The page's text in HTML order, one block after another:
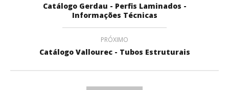
Catálogo Gerdau - Perfis Laminados -
Informações Técnicas
PRÓXIMO
Catálogo Vallourec - Tubos Estruturais